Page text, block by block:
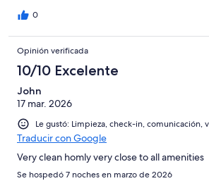
0
Opinión verificada
10/10 Excelente
John
17 mar. 2026
Le gustó: Limpieza, check-in, comunicación,
Traducir con Google
Very clean homly very close to all amenities
Se hospedó 7 noches en marzo de 2026